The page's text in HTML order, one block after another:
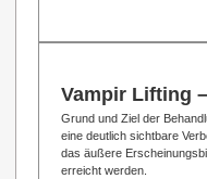
Vampir Lifting
Grund und Ziel der
eine deutlich sichtbare
das äußere
erreicht werden.